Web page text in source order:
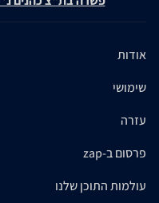
אודות
שימושי
עזרה
פרסום ב-zap
עולמות התוכן שלנו